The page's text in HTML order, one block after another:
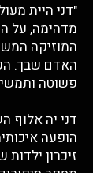
"דני היית
מדהימה, על
המוזיקה
האדם שבך.
פשוטה
דני יה אלוף
הופעה
זיכרון